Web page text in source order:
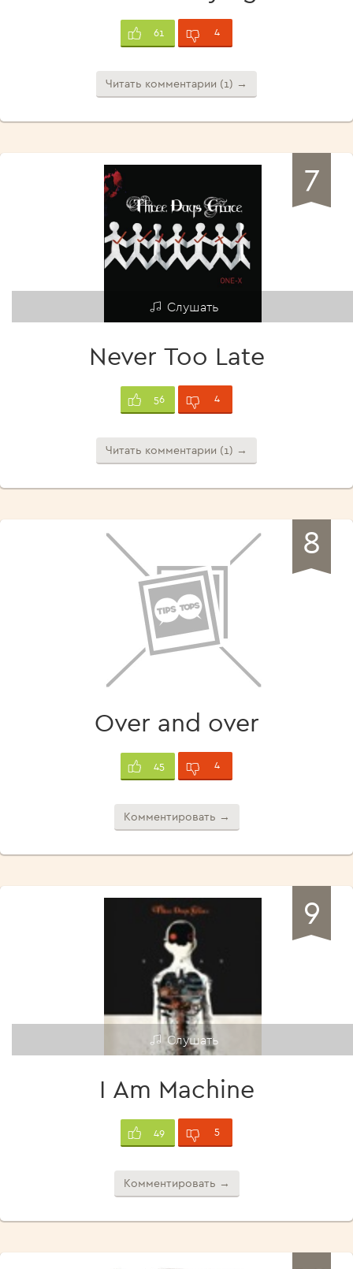
61 4
Читать комментарии (1) →
7
Слушать
Never Too Late
56 4
Читать комментарии (1) →
8
Over and over
45 4
Комментировать →
9
Слушать
I Am Machine
49 5
Комментировать →